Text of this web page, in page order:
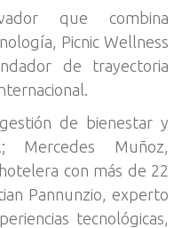
que combina
Picnic Wellness
de trayectoria
de bienestar y
Mercedes Muñoz,
con más de 22
Pannunzio, experto
tecnológicas,